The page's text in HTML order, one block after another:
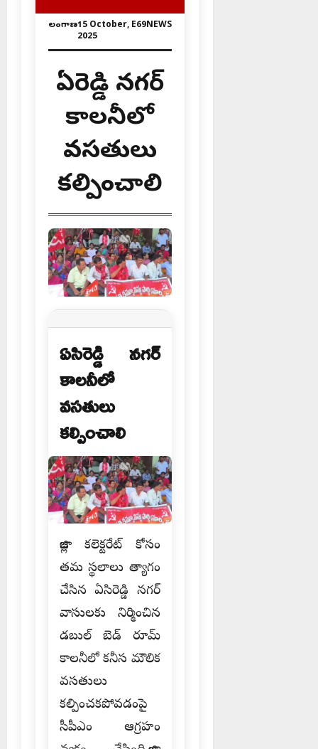
తెలంగాణ15 October,
2025
E69NEWS
ఏసిరెడ్డి నగర్
కాలనీలో
వసతులు
కల్పించాలి
ఏసిరెడ్డి నగర్
కాలనీలో
వసతులు
కల్పించాలి
జిల్లా కలెక్టరేట్ కోసం
తమ స్థలాలు త్యాగం
చేసిన ఏసిరెడ్డి నగర్
వాసులకు నిర్మించిన
డబుల్ బెడ్ రూమ్
కాలనీలో కనీస మౌలిక
వసతులు
కల్పించకపోవడంపై
సీపీఎం ఆగ్రహం